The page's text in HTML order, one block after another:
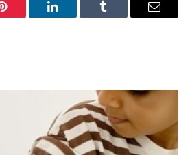
Pinterest LinkedIn Tumblr Email